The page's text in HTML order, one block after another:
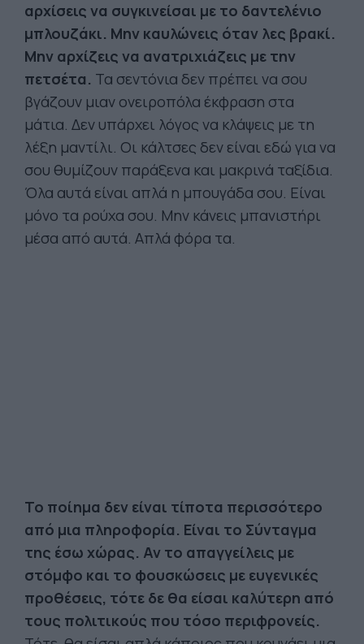
αρχίσεις να συγκινείσαι με το δαντελένιο
μπλουζάκι. Μην καυλώνεις όταν λες βρακί.
Μην αρχίζεις να ανατριχιάζεις με την
πετσέτα. Τα σεντόνια δεν πρέπει να σου
βγάζουν μιαν ονειροπόλα έκφραση στα
μάτια. Δεν υπάρχει λόγος να κλάψεις με τη
λέξη μαντίλι. Οι κάλτσες δεν είναι εδώ για να
σου θυμίζουν παράξενα και μακρινά ταξίδια.
Όλα αυτά είναι απλά η μπουγάδα σου. Είναι
μόνο τα ρούχα σου. Μην κάνεις μπανιστήρι
μέσα από αυτά. Απλά φόρα τα.
Το ποίημα δεν είναι τίποτα περισσότερο
από μια πληροφορία. Είναι το Σύνταγμα
της έσω χώρας. Αν το απαγγείλεις με
στόμφο και το φουσκώσεις με ευγενικές
προθέσεις, τότε δε θα είσαι καλύτερη από
τους πολιτικούς που τόσο περιφρονείς.